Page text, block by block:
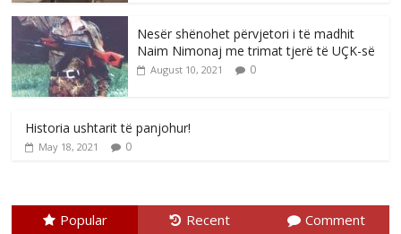
Nesër shënohet përvjetori i të madhit
Naim Nimonaj me trimat tjerë të UÇK-së
August 10, 2021 0
Historia ushtarit të panjohur!
May 18, 2021 0
Popular Recent Comment